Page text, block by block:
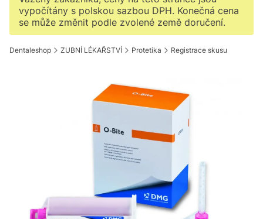
vypočítány s polskou sazbou DPH. Konečná cena
se může změnit podle zvolené země doručení.
Dentaleshop ZUBNÍ LÉKAŘSTVÍ Protetika Registrace skusu